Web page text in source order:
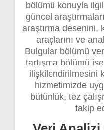
bölümü konuyla
güncel
araştırma desenini,
araçlarını ve
Bulgular bölümü
tartışma bölümü
ilişkilendirilmesini
hizmetimizde
bütünlük, tez
takip